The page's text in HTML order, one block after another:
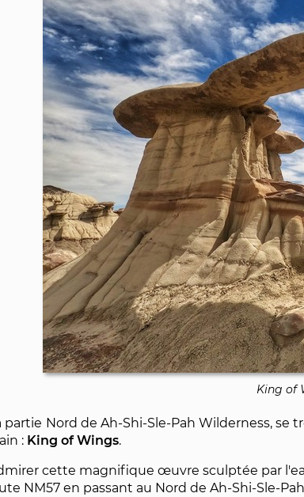
King of
partie Nord de Ah-Shi-Sle-Pah Wilderness,
: King of Wings.
cette magnifique œuvre sculptée par
NM57 en passant au Nord de Ah-Shi-Sle-